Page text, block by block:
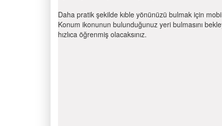
Daha pratik şekilde kıble yönünüzü bulmak için
Konum ikonunun bulunduğunuz yeri bulmasını
hızlıca öğrenmiş olacaksınız.